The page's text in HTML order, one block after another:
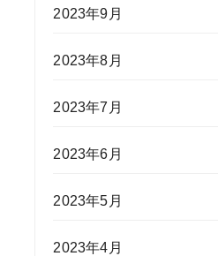
2023年9月
2023年8月
2023年7月
2023年6月
2023年5月
2023年4月